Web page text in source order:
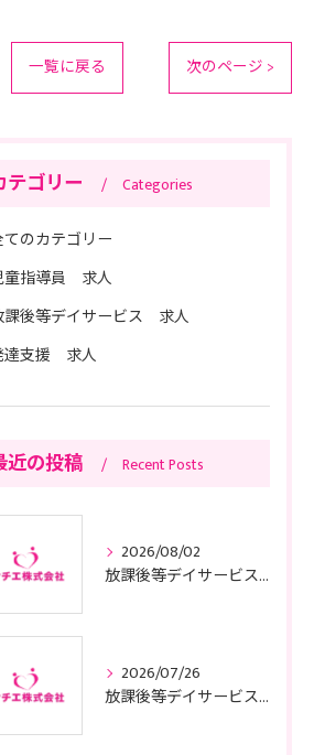
一覧に戻る 次のページ >
テゴリー Categories
のカテゴリー
童指導員 求人
課後等デイサービス 求人
達支援 求人
近の投稿 Recent Posts
2026/08/02
放課後等デイサービスの基本方針と東京都で運営適合するためのポイント
2026/07/26
放課後等デイサービスの子供サポートで安心と成長を叶える利用ガイド